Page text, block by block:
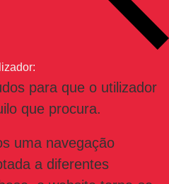
para que o utilizador
que procura.
uma navegação
a diferentes